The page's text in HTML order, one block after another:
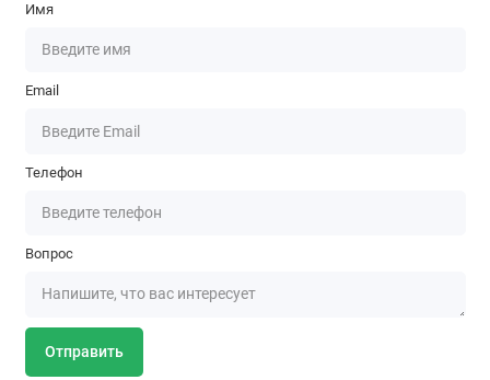
Имя
Email
Телефон
Вопрос
Отправить